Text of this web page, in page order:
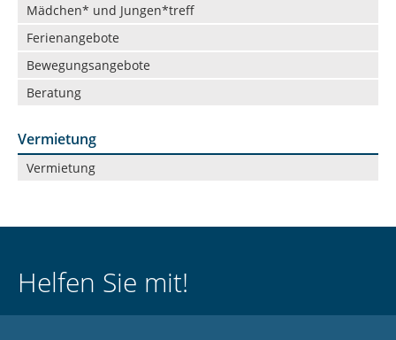
Mädchen* und Jungen*treff
Ferienangebote
Bewegungsangebote
Beratung
Vermietung
Navigation
überspringen
Vermietung
Helfen Sie mit!